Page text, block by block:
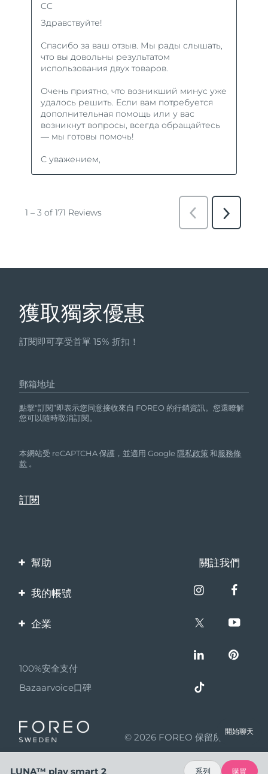
獲取獨家優惠
訂閱即可享受首單 15% 折扣！
郵箱地址
點擊“訂閱”即表示您同意接收來自 FOREO 的行銷資訊。您還瞭解
您可以隨時取消訂閱。
本網站受 reCAPTCHA 保護，並適用 Google隱私政策 和服務條
款 。
幫助
聯繫我們
保修與退換貨
關註我們
我的帳號
產品註冊
企業
夥伴計畫
聯盟新聞
成為合作夥伴
100%安全支付
Bazaarvoice口碑
© 2026 FOREO 保留所有權利
開始聊天
LUNA™ play smart 2 系列 購買